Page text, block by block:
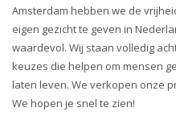
Amsterdam hebben we de
eigen gezicht te geven in
waardevol. Wij staan volledig
keuzes die helpen om mensen
laten leven. We verkopen onze
We hopen je snel te zien!